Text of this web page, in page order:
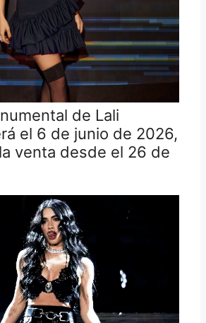
de Lali
el 6 de junio de 2026,
venta desde el 26 de